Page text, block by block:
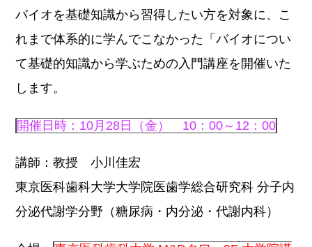
バイオを基礎知識から習得したい方を対象に、こ
れまで体系的に学んでこなかった「バイオについ
て基礎的知識から学ぶための入門講座を開催いた
します。
開催日時：10月28日（金） 10：00～12：00
講師：教授 小川佳宏
東京医科歯科大学大学院医歯学総合研究科 分子内
分泌代謝学分野（糖尿病・内分泌・代謝内科）